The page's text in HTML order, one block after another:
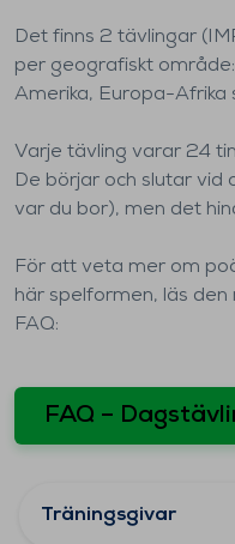
Det finns 2 tävlingar
per geografiskt
Amerika, Europa-Afrika
Varje tävling varar 24
De börjar och slutar vid
var du bor), men det
För att veta mer om
här spelformen, läs
FAQ:
FAQ –
Träningsgivar